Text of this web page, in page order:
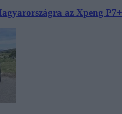
az Xpeng P7+